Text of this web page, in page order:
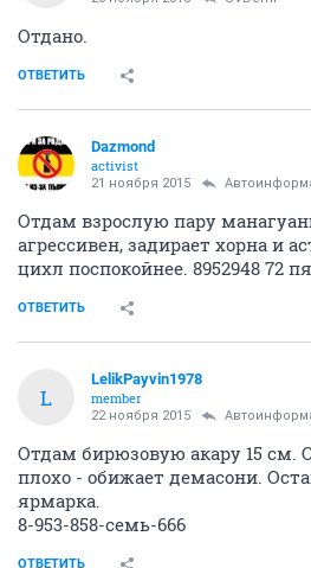
Отдано.
ОТВЕТИТЬ
Dazmond
activist
21 ноября 2015
Отдам взрослую пару
агрессивен, задирает хорна и
цихл поспокойнее. 8952948 72
ОТВЕТИТЬ
L
LelikPayvin1978
member
22 ноября 2015
Отдам бирюзовую акару 15 см.
плохо - обижает демасони.
ярмарка.
8-953-858-семь-666
ОТВЕТИТЬ